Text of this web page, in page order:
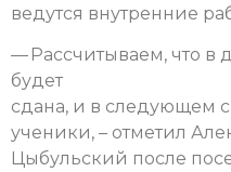
ведутся внутренние
— Рассчитываем, что в
будет
сдана, и в следующем
ученики, – отметил
Цыбульский после